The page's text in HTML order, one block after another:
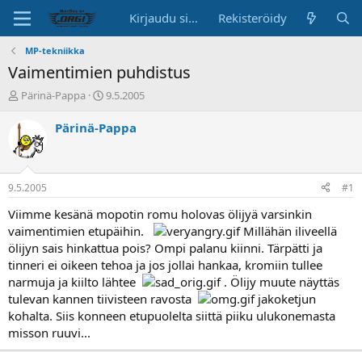
Kirjaudu sisään Rekisteröidy
MP-tekniikka
Vaimentimien puhdistus
K
s
k
u
s
t
e
l
u
n
a
l
o
i
t
t
a
Pärinä-Pappa
A
o
p
ä
v
ä
9.5.2005
Pärinä-Pappa
9.5.2005 #1
Viimme kesänä mopotin romu holovas ölijyä varsinkin
vaimentimien etupäihin.
Millähän iliveellä
ölijyn sais hinkattua pois? Ompi palanu kiinni. Tärpätti ja
tinneri ei oikeen tehoa ja jos jollai hankaa, kromiin tullee
narmuja ja kiilto lähtee
. Ölijy muute näyttäs
tulevan kannen tiivisteen ravosta
jakoketjun
kohalta. Siis konneen etupuolelta siittä piiku ulukonemasta
misson ruuvi...